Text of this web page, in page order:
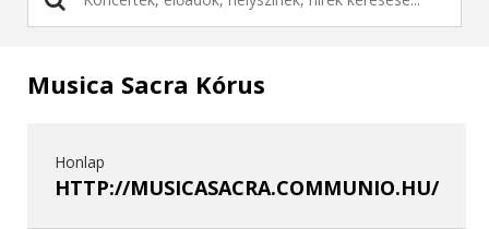
Musica Sacra Kórus
Honlap
HTTP://MUSICASACRA.COMMUNIO.HU/